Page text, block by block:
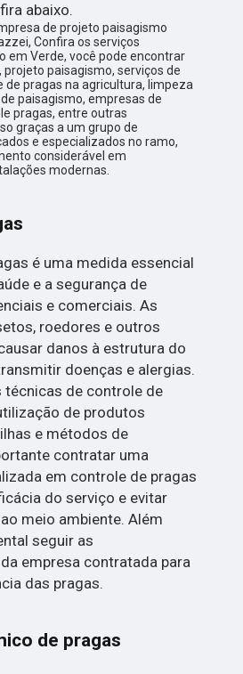
abaixo.
de projeto paisagismo
Confira os serviços
em Verde, você pode encontrar
paisagismo, serviços de
de pragas na agricultura, limpeza
paisagismo, empresas de
pragas, entre outras
graças a um grupo de
e especializados no ramo,
considerável em
modernas.
é uma medida essencial
e a segurança de
e comerciais. As
roedores e outros
danos à estrutura do
doenças e alergias.
técnicas de controle de
de produtos
e métodos de
contratar uma
em controle de pragas
do serviço e evitar
meio ambiente. Além
seguir as
empresa contratada para
das pragas.
de pragas